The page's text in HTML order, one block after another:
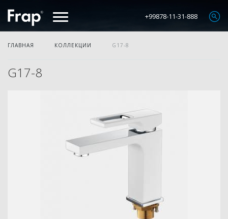
+99878-11-31-888
ГЛАВНАЯ КОЛЛЕКЦИИ G17-8
G17-8